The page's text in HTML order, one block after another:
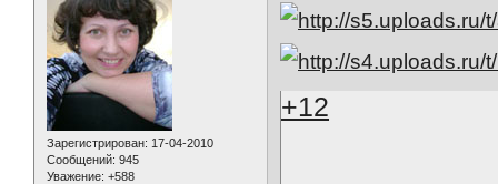
Зарегистрирован: 17-04-2010
Сообщений: 945
Уважение: +588
+12